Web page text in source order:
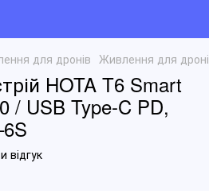
для дронів Живлення для
HOTA T6 Smart
/ USB Type-C PD,
відгук